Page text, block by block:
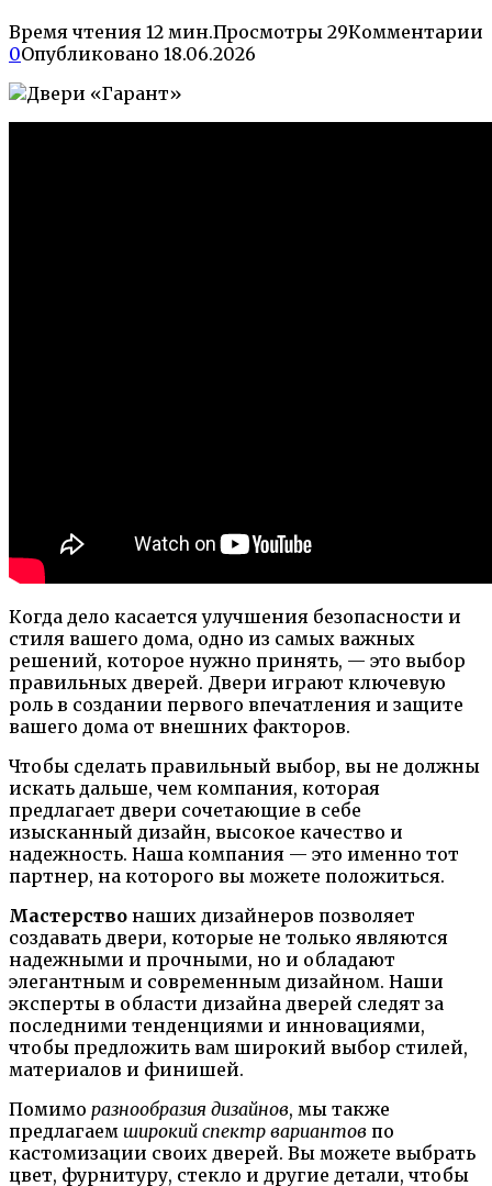
Время чтения 12 мин.Просмотры 29Комментарии
0Опубликовано 18.06.2026
Когда дело касается улучшения безопасности и
стиля вашего дома, одно из самых важных
решений, которое нужно принять, — это выбор
правильных дверей. Двери играют ключевую
роль в создании первого впечатления и защите
вашего дома от внешних факторов.
Чтобы сделать правильный выбор, вы не должны
искать дальше, чем компания, которая
предлагает двери сочетающие в себе
изысканный дизайн, высокое качество и
надежность. Наша компания — это именно тот
партнер, на которого вы можете положиться.
Мастерство наших дизайнеров позволяет
создавать двери, которые не только являются
надежными и прочными, но и обладают
элегантным и современным дизайном. Наши
эксперты в области дизайна дверей следят за
последними тенденциями и инновациями,
чтобы предложить вам широкий выбор стилей,
материалов и финишей.
Помимо разнообразия дизайнов, мы также
предлагаем широкий спектр вариантов по
кастомизации своих дверей. Вы можете выбрать
цвет, фурнитуру, стекло и другие детали, чтобы